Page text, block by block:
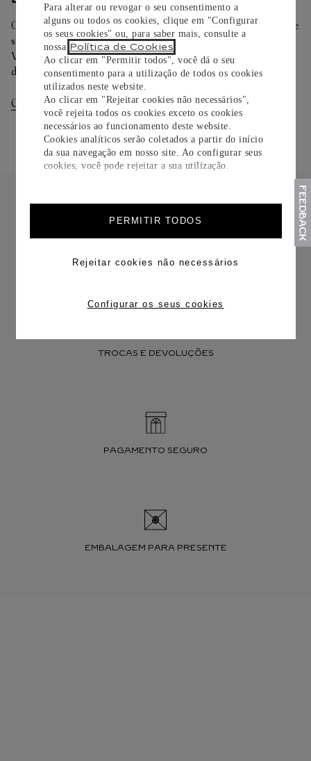
Para alterar ou revogar o seu consentimento a
alguns ou todos os cookies, clique em "Configurar
os seus cookies" ou, para saber mais, consulte a
nossa Política de Cookies
Ao clicar em "Permitir todos", você dá o seu
consentimento para a utilização de todos os cookies
utilizados neste website.
Ao clicar em "Rejeitar cookies não necessários",
você rejeita todos os cookies exceto os cookies
necessários ao funcionamento deste website.
Cookies analíticos serão coletados a partir do início
da sua navegação em nosso site. Ao configurar seus
cookies, você pode rejeitar a sua utilização.
PERMITIR TODOS
Rejeitar cookies não necessários
Configurar os seus cookies
Oferecemos diferentes opções de entrega. Selecione o envio de
sua preferência na finalização de seu pedido.
Você pode trocar ou devolver sua criação Cartier em até 30
dias.
Consultar Entregas Consultar Devoluções
TROCAS E DEVOLUÇÕES
PAGAMENTO SEGURO
EMBALAGEM PARA PRESENTE